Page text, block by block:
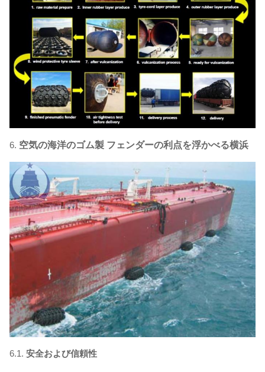
6. 空気の海洋のゴム製 フェンダーの利点を浮かべる横浜
6.1. 安全および信頼性